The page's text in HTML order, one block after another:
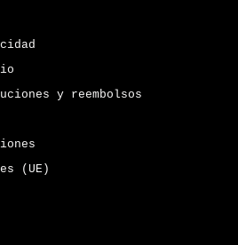
y reembolsos
(UE)